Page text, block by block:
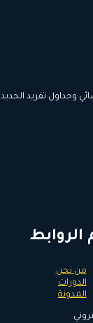
وجداول تفريد الحديد
الروابط
من نحن
الدورات
المدونة